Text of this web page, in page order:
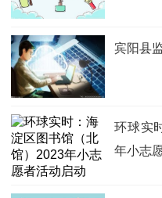
宾阳县
环球实
年小志